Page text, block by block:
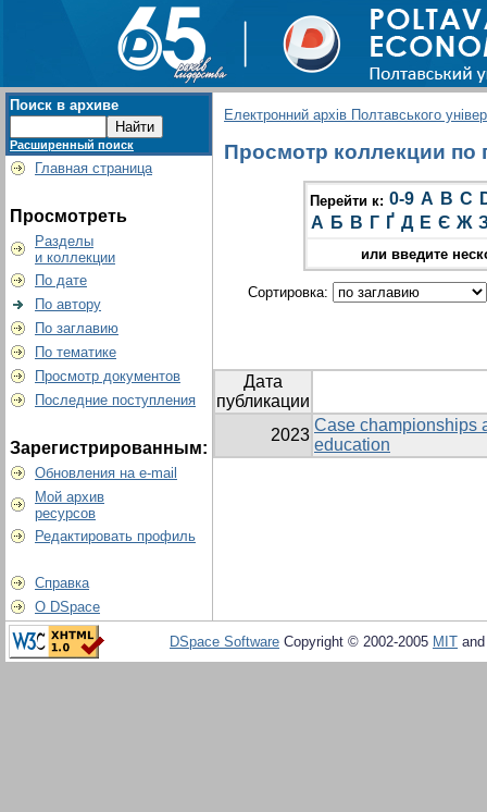
Поиск в архиве
Расширенный поиск
Главная страница
Просмотреть
Разделы
и коллекции
По дате
По автору
По заглавию
По тематике
Просмотр документов
Последние поступления
Зарегистрированным:
Обновления на e-mail
Мой архив
ресурсов
Редактировать профиль
Справка
О DSpace
Електронний архів Полтавського
Просмотр коллекции по
Перейти к: 0-9 A B C
А Б В Г Ґ Д Е Є Ж
или введите
Сортировка:
Дата
публикации
2023
Case championships
education
DSpace Software Copyright © 2002-2005 MIT